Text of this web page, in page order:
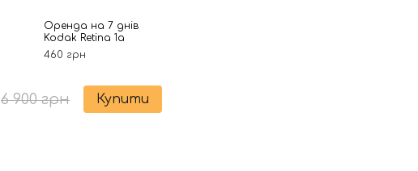
Оренда на 7 днів
Kodak Retina 1a
460 грн
6 900 грн Купити